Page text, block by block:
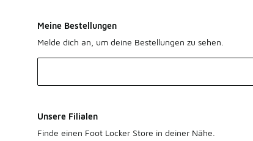
Meine Bestellungen
Melde dich an, um deine Bestellungen zu sehen.
Unsere Filialen
Finde einen Foot Locker Store in deiner Nähe.